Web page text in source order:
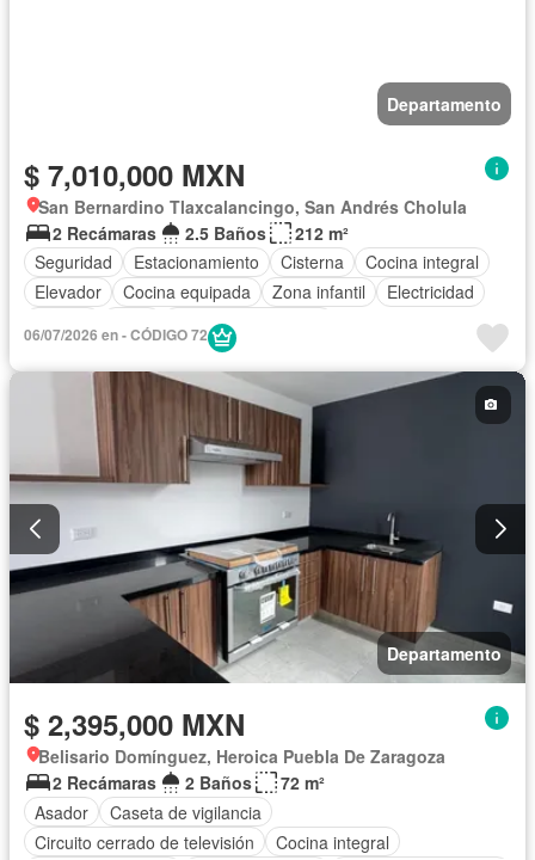
Departamento
$ 7,010,000 MXN
San Bernardino Tlaxcalancingo, San Andrés Cholula
2 Recámaras
2.5 Baños
212 m²
Seguridad
Estacionamiento Cisterna
Cocina integral
Elevador
Cocina equipada Zona infantil
Electricidad
Agua
Televisión por cable
Caseta de vigilancia
Completamente amueblado
06/07/2026 en - CÓDIGO 72
Departamento
$ 2,395,000 MXN
Belisario Domínguez, Heroica Puebla De Zaragoza
2 Recámaras
2 Baños
72 m²
Asador
Caseta de vigilancia
Circuito cerrado de televisión
Cocina integral